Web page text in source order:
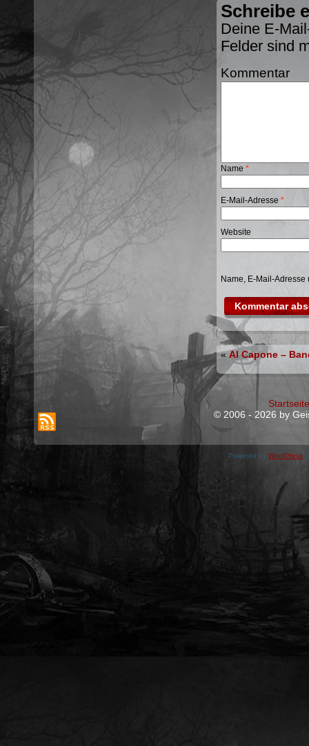
Schreibe
Deine E-
Felder sind
Kommentar
Name *
E-Mail-Adresse *
Website
Name, E-Mail-
«Al Capone –
Startseite
© 2006 - 2026 by
Powered by WordPress